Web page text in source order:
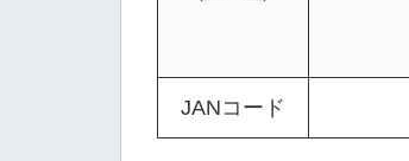
JANコード